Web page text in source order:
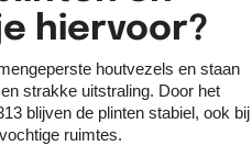
hiervoor?
houtvezels en staan
strakke uitstraling. Door het
blijven de plinten stabiel, ook bij
ruimtes.